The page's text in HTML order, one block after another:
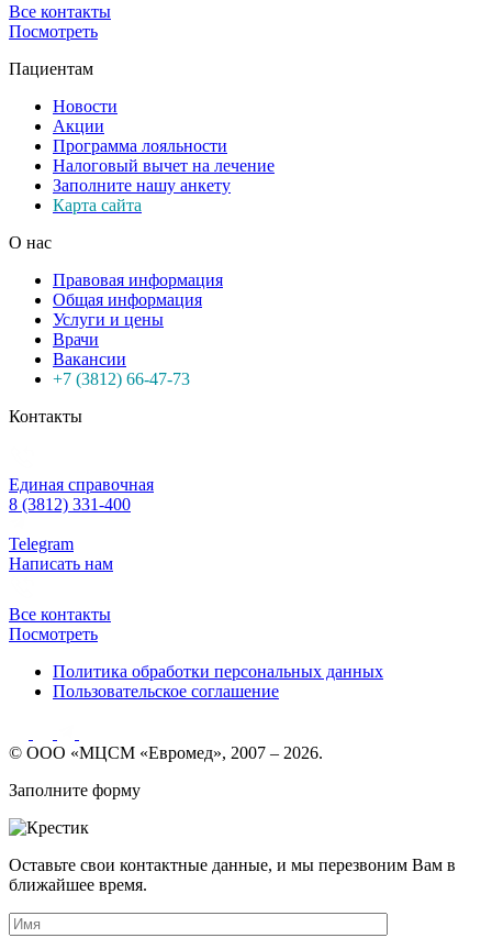
Все контакты
Посмотреть
Пациентам
Новости
Акции
Программа лояльности
Налоговый вычет на лечение
Заполните нашу анкету
Карта сайта
О нас
Правовая информация
Общая информация
Услуги и цены
Врачи
Вакансии
+7 (3812) 66-47-73
Контакты
Единая справочная
8 (3812) 331-400
Telegram
Написать нам
Все контакты
Посмотреть
Политика обработки персональных данных
Пользовательское соглашение
© ООО «МЦСМ «Евромед», 2007 – 2026.
Заполните форму
Оставьте свои контактные данные, и мы перезвоним Вам в
ближайшее время.